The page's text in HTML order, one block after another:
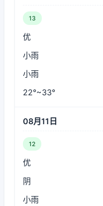
13
优
小雨
小雨
22°~33°
08月11日
12
优
阴
小雨